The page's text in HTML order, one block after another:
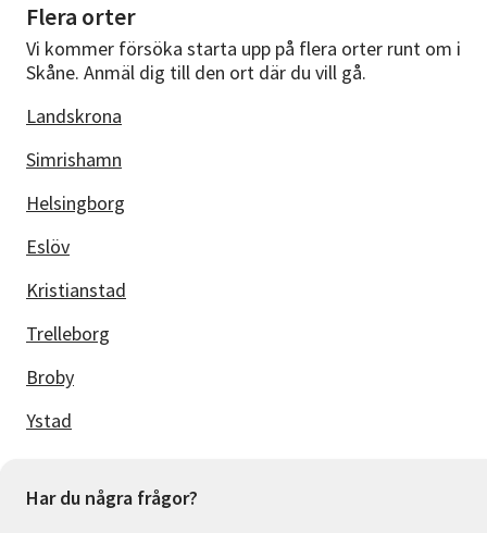
Flera orter
Vi kommer försöka starta upp på flera orter runt om i
Skåne. Anmäl dig till den ort där du vill gå.
Landskrona
Simrishamn
Helsingborg
Eslöv
Kristianstad
Trelleborg
Broby
Ystad
Har du några frågor?